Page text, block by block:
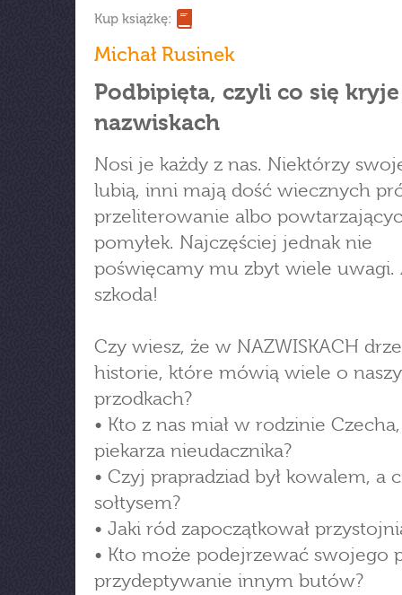
Kup książkę:
Michał Rusinek
Podbipięta, czyli co się
nazwiskach
Nosi je każdy z nas. Niektórzy
lubią, inni mają dość wiecznych
przeliterowanie albo
pomyłek. Najczęściej jednak nie
poświęcamy mu zbyt wiele uwagi.
szkoda!
Czy wiesz, że w NAZWISKACH
historie, które mówią wiele o
przodkach?
• Kto z nas miał w rodzinie
piekarza nieudacznika?
• Czyj prapradziad był kowalem, a
sołtysem?
• Jaki ród zapoczątkował
• Kto może podejrzewać swojego
przydeptywanie innym butów?